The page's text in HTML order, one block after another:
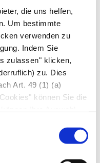
die uns helfen,
Um bestimmte
verwenden zu
Indem Sie
zulassen" klicken,
zu. Dies
Art. 49 (1) (a)
können Sie die
sind
geringfügig
(„Herzinfarkt")
dieses
Sie sofort ärztliche